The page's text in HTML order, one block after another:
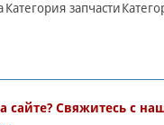
Категория запчасти
сайте? Свяжитесь с